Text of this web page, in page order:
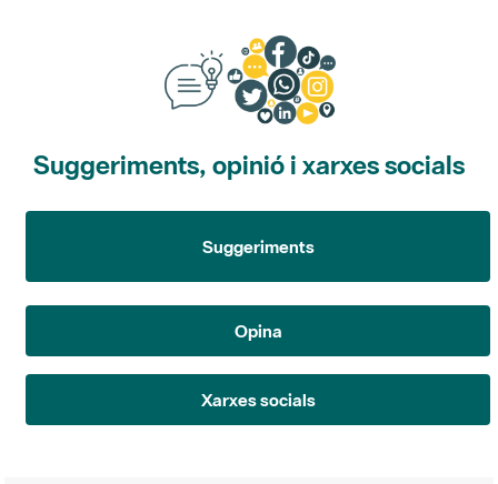
Suggeriments, opinió i xarxes socials
Suggeriments
Opina
Xarxes socials